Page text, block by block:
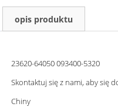
opis produktu
23620-64050 093400-5320
Skontaktuj się z nami, aby się
Chiny